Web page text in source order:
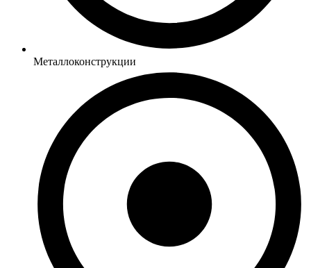
Металлоконструкции